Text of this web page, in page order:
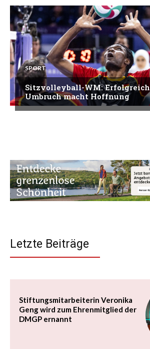
SPORT
Sitzvolleyball-WM:
Umbruch macht Hoffnung
Letzte Beiträge
Stiftungsmitarbeiterin Veronika
Geng wird zum Ehrenmitglied der
DMGP ernannt